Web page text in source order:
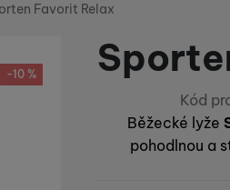
Favorit Relax
Kód
Běžecké lyže
pohodlnou a
-10 %